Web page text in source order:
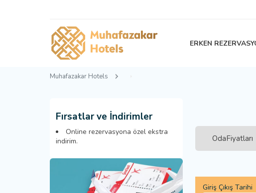
ERKEN
Muhafazakar Hotels
Fırsatlar ve İndirimler
Online rezervasyona özel ekstra
indirim.
OdaFiyatları
Giriş Çıkış Tarihi